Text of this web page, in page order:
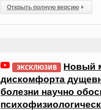
Открыть полную версию
ЭКСКЛЮЗИВ
Новый
дискомфорта
болезни научно